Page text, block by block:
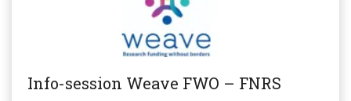
Info-session Weave FWO – FNRS